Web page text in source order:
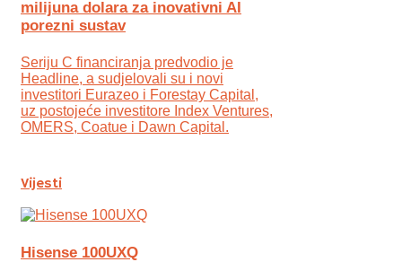
milijuna dolara za inovativni AI
porezni sustav
Seriju C financiranja predvodio je
Headline, a sudjelovali su i novi
investitori Eurazeo i Forestay Capital,
uz postojeće investitore Index Ventures,
OMERS, Coatue i Dawn Capital.
Vijesti
Hisense 100UXQ